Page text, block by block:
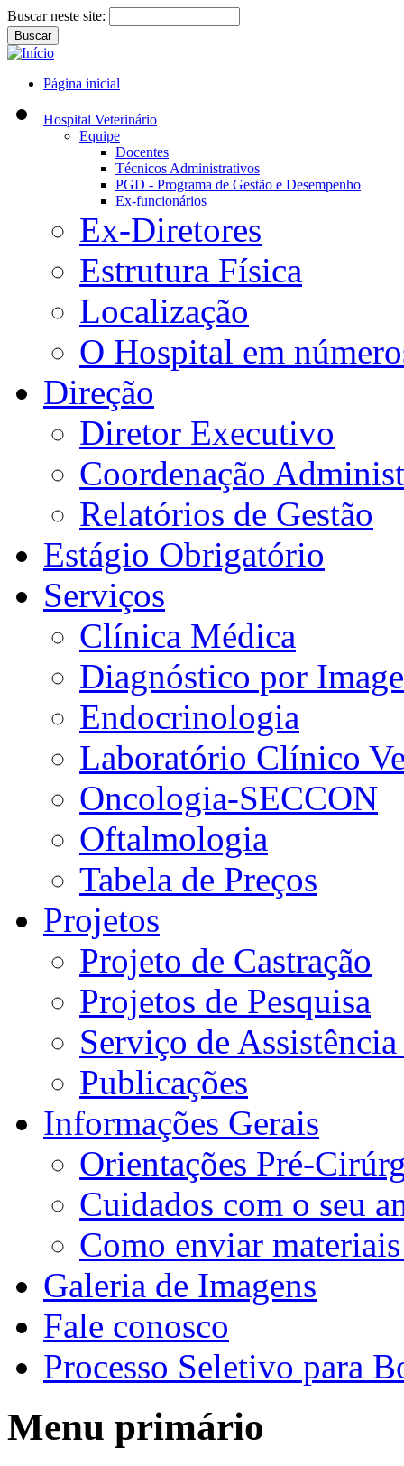
Buscar neste site:
Página inicial
Hospital Veterinário
Equipe
Docentes
Técnicos Administrativos
PGD - Programa de Gestão e Desempenho
Ex-funcionários
Ex-Diretores
Estrutura Física
Localização
O Hospital em
Direção
Diretor Executivo
Coordenação
Relatórios de Gestão
Estágio Obrigatório
Serviços
Clínica Médica
Diagnóstico por
Endocrinologia
Laboratório Clínico
Oncologia-SECCON
Oftalmologia
Tabela de Preços
Projetos
Projeto de Castração
Projetos de Pesquisa
Serviço de
Publicações
Informações Gerais
Orientações Pré-
Cuidados com o seu
Como enviar
Galeria de Imagens
Fale conosco
Processo Seletivo para
Menu primário